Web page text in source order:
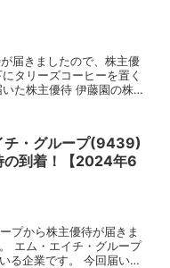
届きましたので、株主優
タリーズコーヒーを置く
た株主優待 伊藤園の株主
チ・グループ(9439)
の到着！【2024年6
プから株主優待が届きま
エム・エイチ・グループ
る企業です。 今回届いた